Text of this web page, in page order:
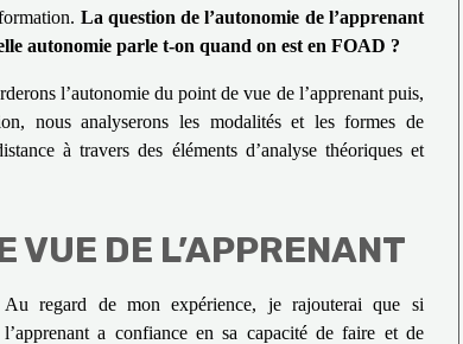
La question de l’autonomie de l’apprenant
autonomie parle t-on quand on est en FOAD ?
l’autonomie du point de vue de l’apprenant puis,
nous analyserons les modalités et les formes de
à travers des éléments d’analyse théoriques et
VUE DE L’APPRENANT
Au regard de mon expérience, je rajouterai que si
l’apprenant a confiance en sa capacité de faire et de